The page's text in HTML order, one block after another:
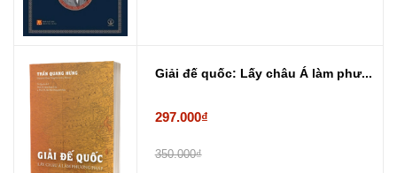
Giải đế quốc: Lấy châu Á làm phư...
297.000₫
350.000₫